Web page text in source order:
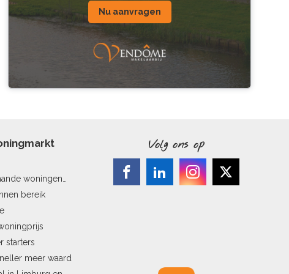
Nu aanvragen
woningen
bereik
starters
meer waard
Volg ons op